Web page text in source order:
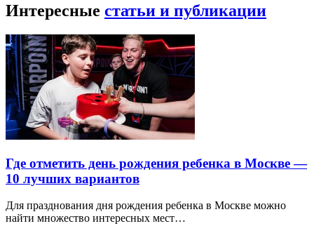
Интересные статьи и публикации
Где отметить день рождения ребенка в Москве —
10 лучших вариантов
Для празднования дня рождения ребенка в Москве можно
найти множество интересных мест…